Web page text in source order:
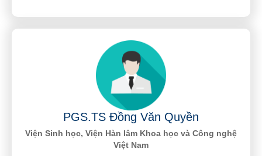
PGS.TS Đồng Văn Quyền
Viện Sinh học, Viện Hàn lâm Khoa học và Công nghệ
Việt Nam